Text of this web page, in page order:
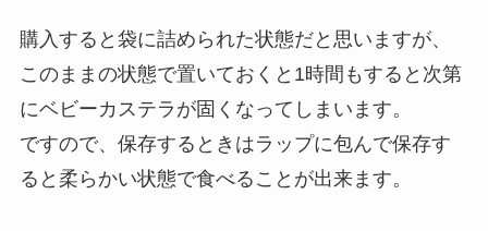
購入すると袋に詰められた状態だと思いますが、
このままの状態で置いておくと1時間もすると次第
にベビーカステラが固くなってしまいます。
ですので、保存するときはラップに包んで保存す
ると柔らかい状態で食べることが出来ます。